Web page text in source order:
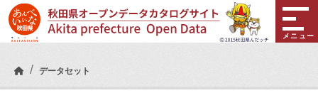
Skip to main content
メニュー
データセット